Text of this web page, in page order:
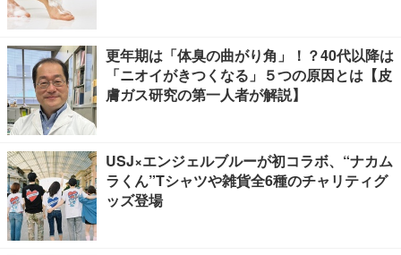
更年期は「体臭の曲がり角」！？40代以降は
「ニオイがきつくなる」５つの原因とは【皮
膚ガス研究の第一人者が解説】
USJ×エンジェルブルーが初コラボ、“ナカム
ラくん”Tシャツや雑貨全6種のチャリティグ
ッズ登場